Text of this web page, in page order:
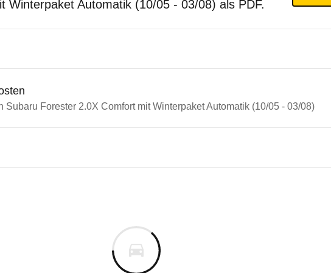
Winterpaket Automatik (10/05 - 03/08) als PDF.
Subaru Forester 2.0X Comfort mit Winterpaket Automatik (10/05 - 03/08)
Baureihengeneration wie das ausgewählte Fahrzeug.